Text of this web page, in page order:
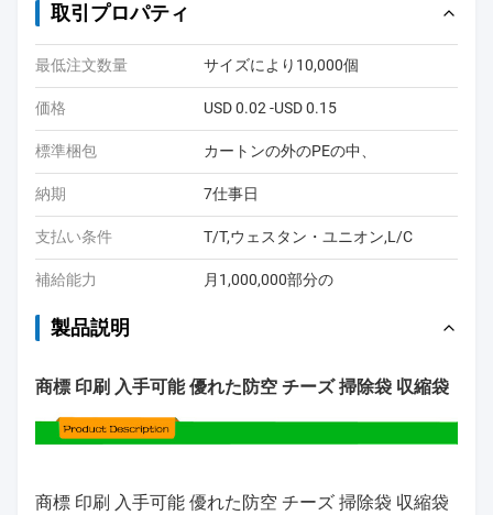
取引プロパティ
最低注文数量 サイズにより10,000個
価格 USD 0.02 -USD 0.15
標準梱包 カートンの外のPEの中、
納期 7仕事日
支払い条件 T/T,ウェスタン・ユニオン,L/C
補給能力 月1,000,000部分の
製品説明
商標 印刷 入手可能 優れた防空 チーズ 掃除袋 収縮袋
商標 印刷 入手可能 優れた防空 チーズ 掃除袋 収縮袋